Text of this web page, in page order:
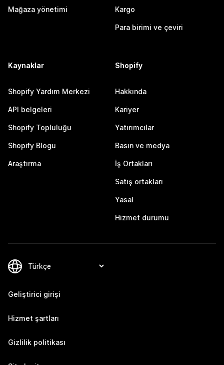
Mağaza yönetimi Kargo
Para birimi ve çeviri
Kaynaklar
Shopify Yardım Merkezi
API belgeleri
Shopify Topluluğu
Shopify Blogu
Araştırma
Shopify
Hakkında
Kariyer
Yatırımcılar
Basın ve medya
İş Ortakları
Satış ortakları
Yasal
Hizmet durumu
Geliştirici girişi
Hizmet şartları
Gizlilik politikası